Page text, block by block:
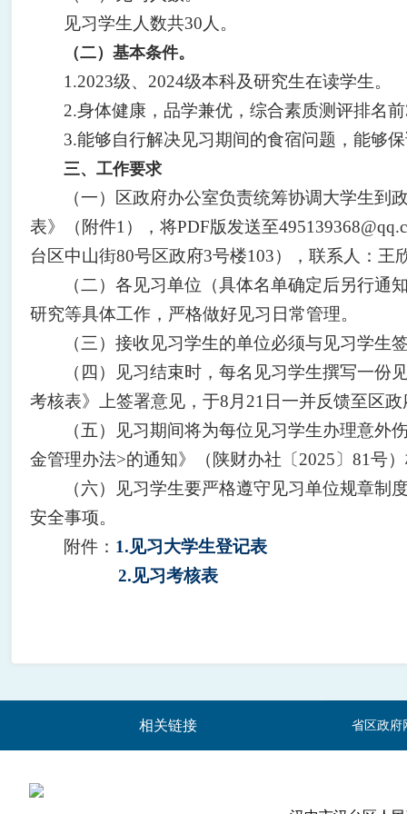
见习学生人数共30人。
（二）基本条件。
1.2023级、2024级本科及研究生在读学生。
2.身体健康，品学兼优，综合素质测评排名
3.能够自行解决见习期间的食宿问题，能够
三、工作要求
（一）区政府办公室负责统筹协调大学生
表》（附件1），将PDF版发送至
台区中山街80号区政府3号楼103），联系人：
（二）各见习单位（具体名单确定后另行
研究等具体工作，严格做好见习日常管理。
（三）接收见习学生的单位必须与见习学
（四）见习结束时，每名见习学生撰写一
考核表》上签署意见，于8月21日一并反馈至区
（五）见习期间将为每位见习学生办理意
金管理办法>的通知》（陕财办社〔2025〕81号
（六）见习学生要严格遵守见习单位规章
安全事项。
附件： 1.见习大学生登记表
2.见习考核表
相关链接 省区政府